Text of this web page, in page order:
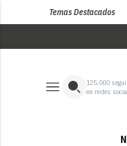
Temas Destacados
125,000
en redes